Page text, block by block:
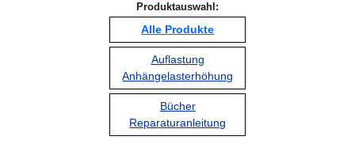
Produktauswahl:
Alle Produkte
Auflastung
Anhängelasterhöhung
Bücher
Reparaturanleitung